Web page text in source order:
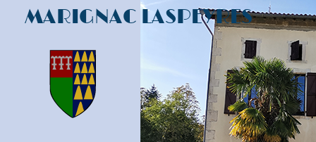
MARIGNAC LASPEYRES